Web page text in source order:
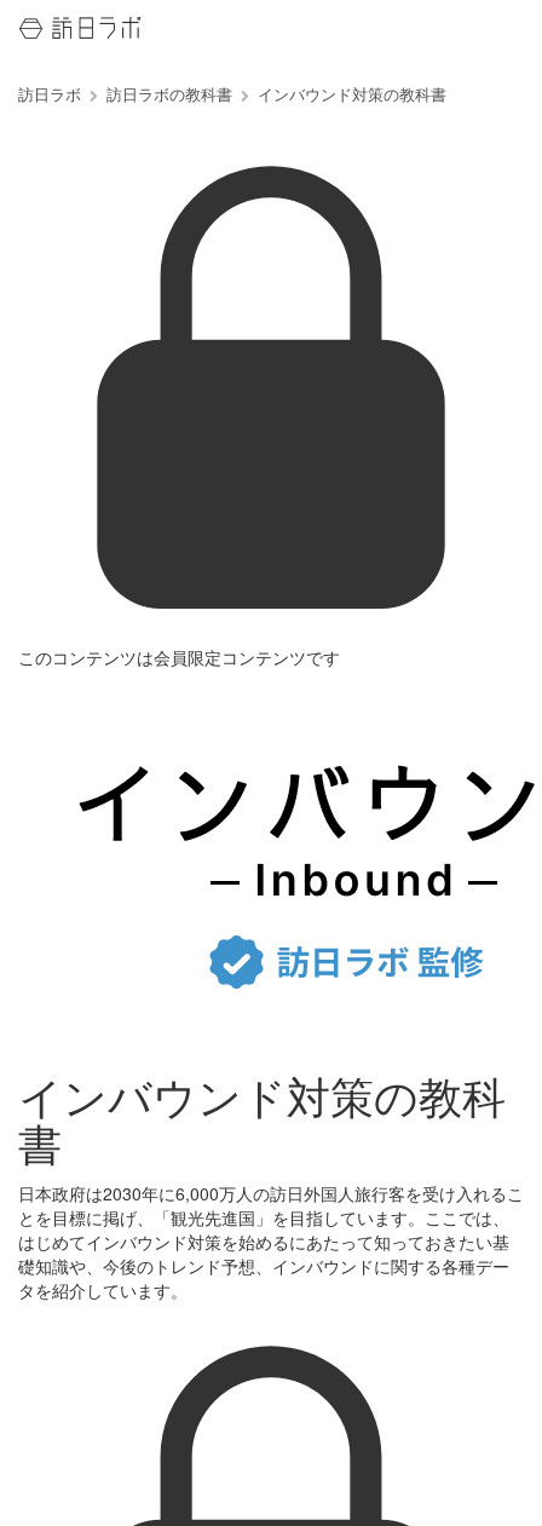
訪日ラボ 訪日ラボの教科書 インバウンド対策の教科書
このコンテンツは会員限定コンテンツです
インバウンド対策の教科
書
日本政府は2030年に6,000万人の訪日外国人旅行客を受け入れるこ
とを目標に掲げ、「観光先進国」を目指しています。ここでは、
はじめてインバウンド対策を始めるにあたって知っておきたい基
礎知識や、今後のトレンド予想、インバウンドに関する各種デー
タを紹介しています。